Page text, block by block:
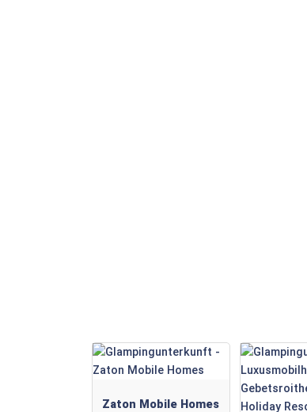
Zaton Mobile Homes